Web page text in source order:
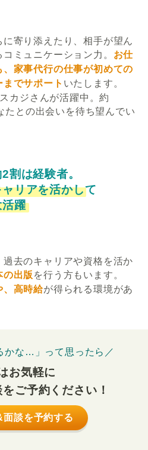
寄り添えたり、相手が望ん
ミュニケーション力。 お仕
家事代行の仕事が初めての
でサポート いたします。
カジさんが活躍中。約
たとの出会いを待ち望んでい
割は経験者。
ャリアを活かして
活躍
去のキャリアや資格を活か
の出版 を行う方もいます。
、高時給が得られる環境があ
かな…」って思ったら／
お気軽に
ご予約ください！
面談を予約する